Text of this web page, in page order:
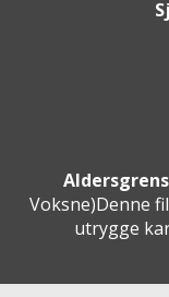
Voksne)Denne
utrygge